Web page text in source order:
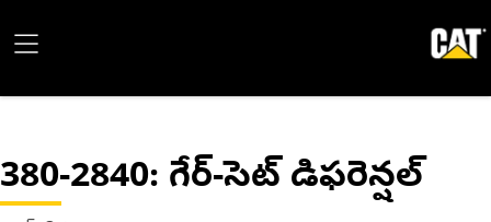
380-2840: గేర్-సెట్ డిఫరెన్షల్